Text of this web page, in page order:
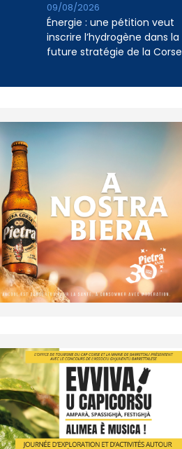
Énergie : une pétition veut
inscrire l’hydrogène dans la
future stratégie de la Corse
09/08/2026